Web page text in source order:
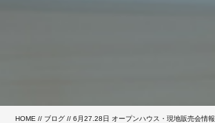
HOME // ブログ // 6月27.28日 オープンハウス・現地販売会情報